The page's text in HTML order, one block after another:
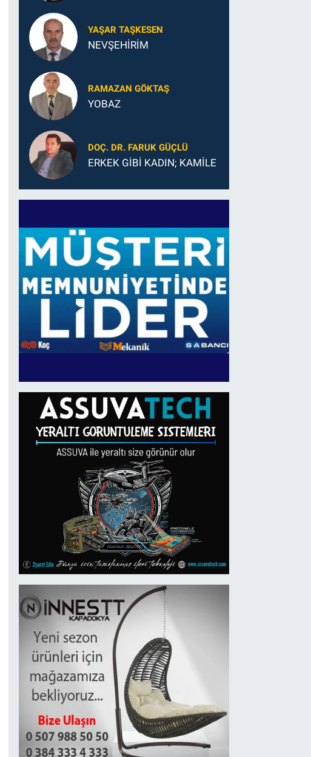
YAŞAR TAŞKESEN
NEVŞEHİRİM
RAMAZAN GÖKTAŞ
YOBAZ
DOÇ. DR. FARUK GÜÇLÜ
ERKEK GİBİ KADIN; KAMİLE